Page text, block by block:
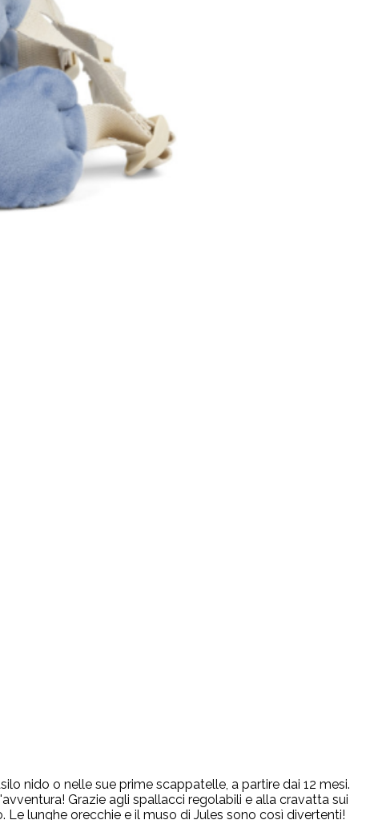
nido o nelle sue prime scappatelle, a partire dai 12 mesi.
Grazie agli spallacci regolabili e alla cravatta sui
lunghe orecchie e il muso di Jules sono così divertenti!